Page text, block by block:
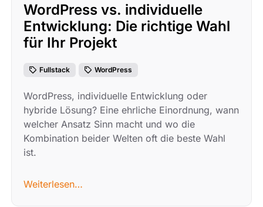
WordPress vs. individuelle
Entwicklung: Die richtige Wahl
für Ihr Projekt
Fullstack WordPress
WordPress, individuelle Entwicklung oder
hybride Lösung? Eine ehrliche Einordnung, wann
welcher Ansatz Sinn macht und wo die
Kombination beider Welten oft die beste Wahl
ist.
Weiterlesen…